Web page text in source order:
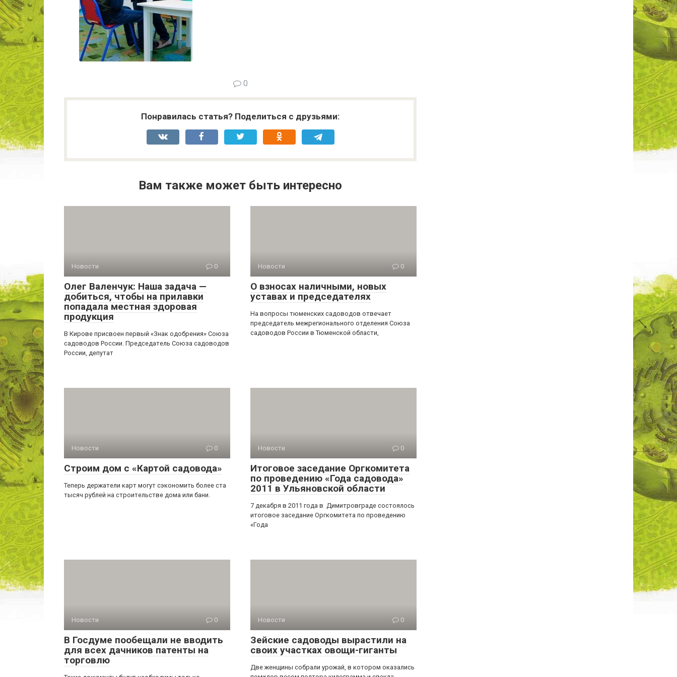
0
Понравилась статья? Поделиться с друзьями:
Вам также может быть интересно
Новости 0
Олег Валенчук: Наша задача —
добиться, чтобы на прилавки
попадала местная здоровая
продукция
В Кирове присвоен первый «Знак одобрения» Союза
садоводов России. Председатель Союза садоводов
России, депутат
Новости 0
О взносах наличными, новых
уставах и председателях
На вопросы тюменских садоводов отвечает
председатель межрегионального отделения Союза
садоводов России в Тюменской области,
Новости 0
Строим дом с «Картой садовода»
Теперь держатели карт могут сэкономить более ста
тысяч рублей на строительстве дома или бани.
Новости 0
Итоговое заседание Оргкомитета
по проведению «Года садовода»
2011 в Ульяновской области
7 декабря в 2011 года в Димитровграде состоялось
итоговое заседание Оргкомитета по проведению
«Года
Новости 0
В Госдуме пообещали не вводить
для всех дачников патенты на
торговлю
Новости 0
Зейские садоводы вырастили на
своих участках овощи-гиганты
Две женщины собрали урожай, в котором оказались